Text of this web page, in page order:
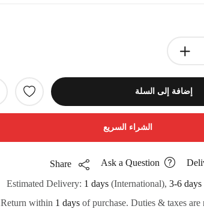
إضافة إلى السلة
الشراء السريع
Ask a Question
Share
Estimated Delivery: 1 days (International), 3-6 days
Return within 1 days of purchase. Duties & taxes are